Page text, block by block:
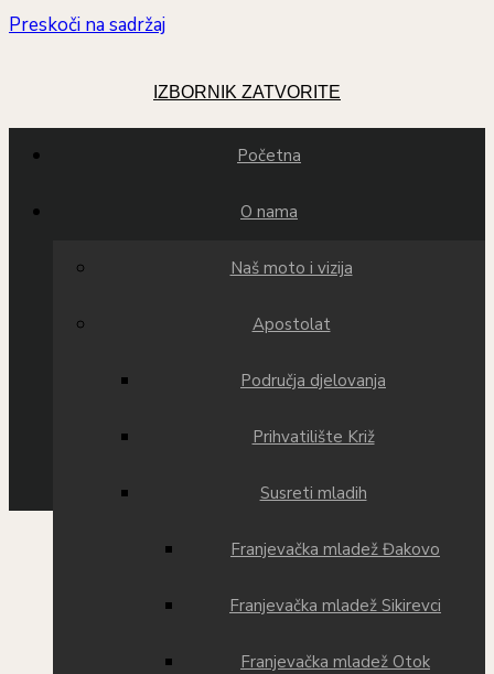
Preskoči na sadržaj
IZBORNIK ZATVORITE
Početna
O nama
Naš moto i vizija
Apostolat
Područja djelovanja
Prihvatilište Križ
Susreti mladih
Franjevačka mladež Đakovo
Franjevačka mladež Sikirevci
Franjevačka mladež Otok